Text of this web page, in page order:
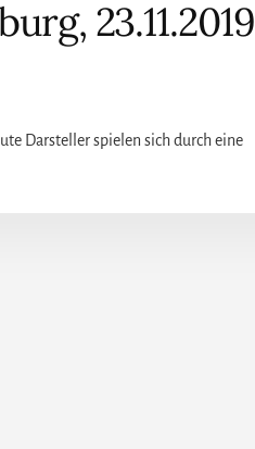
23.11.2019
Darsteller spielen sich durch eine